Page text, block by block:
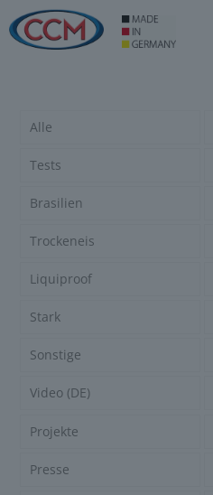
Alle
Tests
Brasilien
Trockeneis
Liquiproof
Stark
Sonstige
Video (DE)
Projekte
Presse